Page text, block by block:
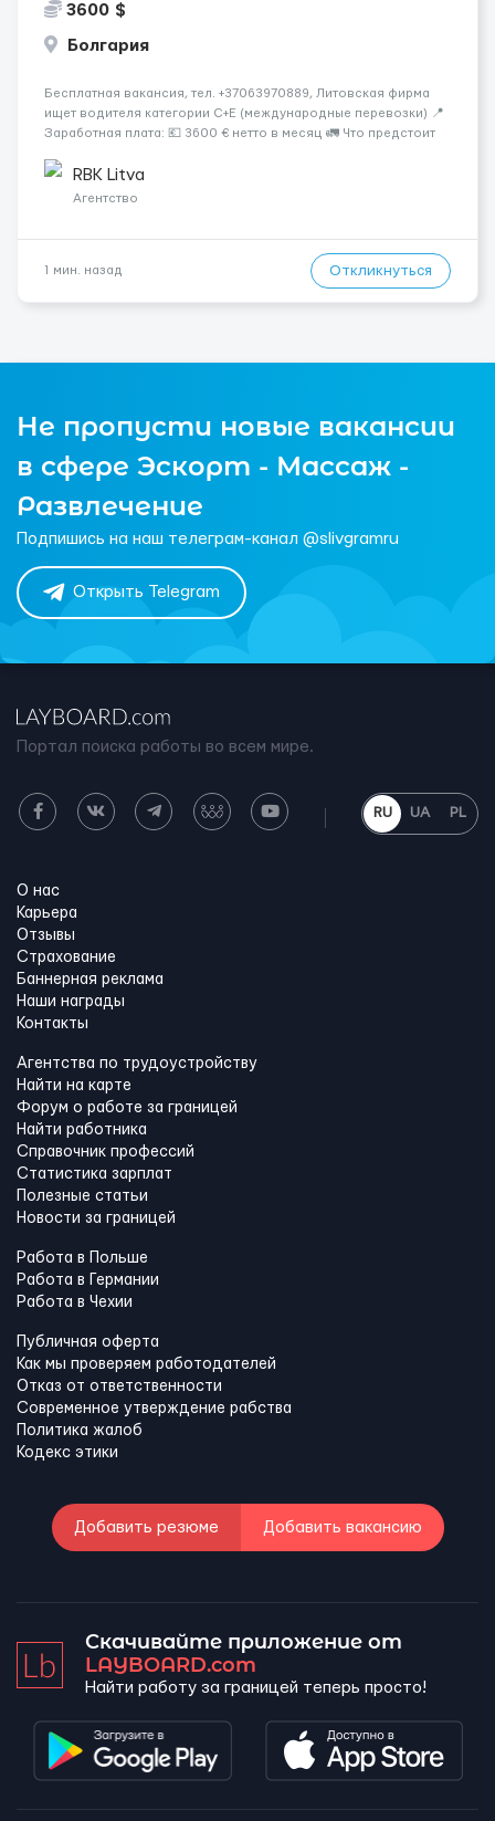
3600 $
Болгария
Бесплатная вакансия, тел. +37063970889, Литовская фирма
ищет водителя категории C+E (международные перевозки) 📍
Заработная плата: 💶 3600 € нетто в месяц 🚛 Что предстоит
рефрижераторах. В среднем 400–500 км в день. Погрузки и
разгрузки...
RBK Litva
Агентство
1 мин. назад Откликнуться
Не пропусти новые вакансии
в сфере Эскорт - Массаж -
Развлечение
Подпишись на наш телеграм-канал @slivgramru
Открыть Telegram
Портал поиска работы во всем мире.
RU UA PL
О нас
Карьера
Отзывы
Страхование
Баннерная реклама
Наши награды
Контакты
Агентства по трудоустройству
Найти на карте
Форум о работе за границей
Найти работника
Справочник профессий
Статистика зарплат
Полезные статьи
Новости за границей
Работа в Польше
Работа в Германии
Работа в Чехии
Публичная оферта
Как мы проверяем работодателей
Отказ от ответственности
Современное утверждение рабства
Политика жалоб
Кодекс этики
Добавить резюме Добавить вакансию
Скачивайте приложение от
LAYBOARD.com
Найти работу за границей теперь просто!